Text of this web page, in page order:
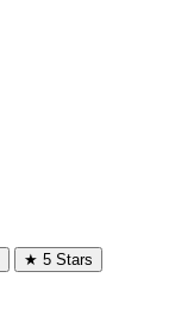
★ 5 Stars